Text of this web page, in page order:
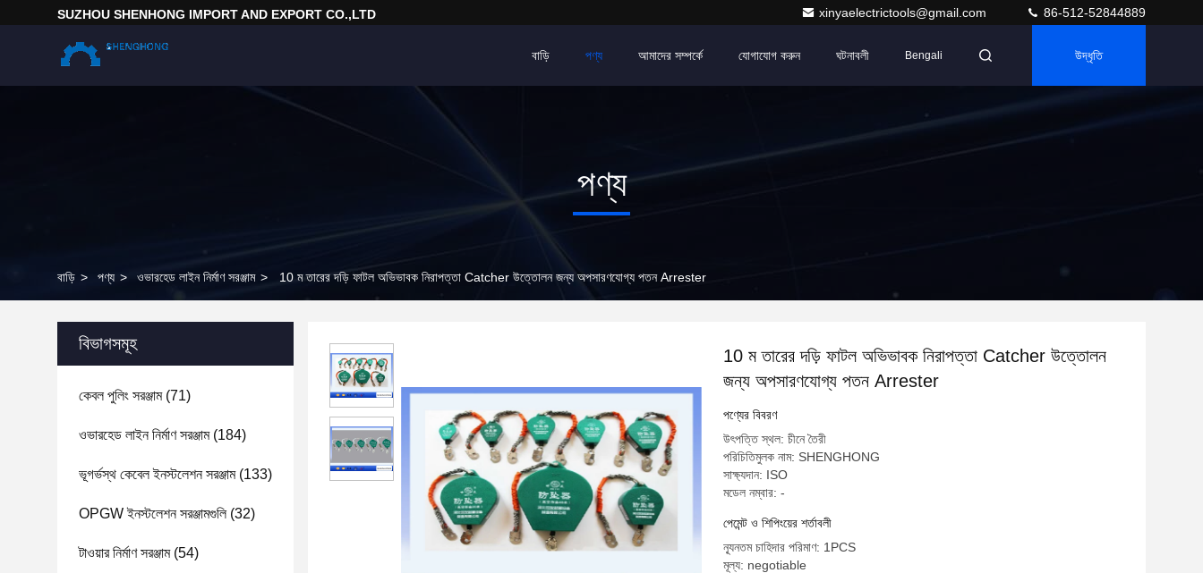
SUZHOU SHENHONG IMPORT AND EXPORT CO.,LTD xinyaelectrictools@gmail.com 86-512-52844889
বাড়ি পণ্য আমাদের সম্পর্কে যোগাযোগ করুন ঘটনাবলী Bengali উদ্ধৃতি
পণ্য
বাড়ি > পণ্য > ওভারহেড লাইন নির্মাণ সরঞ্জাম > 10 ম তারের দড়ি ফাটল অভিভাবক নিরাপত্তা Catcher উত্তোলন জন্য অপসারণযোগ্য পতন Arrester
বিভাগসমূহ
কেবল পুলিং সরঞ্জাম(71)
ওভারহেড লাইন নির্মাণ সরঞ্জাম(184)
ভূগর্ভস্থ কেবেল ইনস্টলেশন সরঞ্জাম(133)
OPGW ইনস্টলেশন সরঞ্জামগুলি(32)
টাওয়ার নির্মাণ সরঞ্জাম(54)
10 ম তারের দড়ি ফাটল অভিভাবক নিরাপত্তা Catcher উত্তোলন
জন্য অপসারণযোগ্য পতন Arrester
পণ্যের বিবরণ
উৎপত্তি স্থল: চীনে তৈরী
পরিচিতিমুলক নাম: SHENGHONG
সাক্ষ্যদান: ISO
মডেল নম্বার: -
পেমেন্ট ও শিপিংয়ের শর্তাবলী
ন্যূনতম চাহিদার পরিমাণ: 1PCS
মূল্য: negotiable